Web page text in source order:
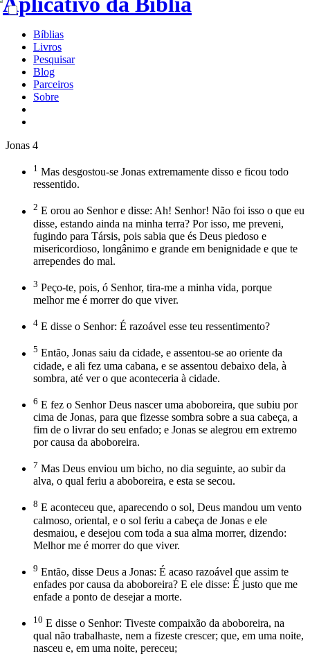
Bíblias
Livros
Pesquisar
Blog
Parceiros
Sobre
Jonas 4
1 Mas desgostou-se Jonas extremamente disso e ficou todo
ressentido.
2 E orou ao Senhor e disse: Ah! Senhor! Não foi isso o que eu
disse, estando ainda na minha terra? Por isso, me preveni,
fugindo para Társis, pois sabia que és Deus piedoso e
misericordioso, longânimo e grande em benignidade e que te
arrependes do mal.
3 Peço-te, pois, ó Senhor, tira-me a minha vida, porque
melhor me é morrer do que viver.
4 E disse o Senhor: É razoável esse teu ressentimento?
5 Então, Jonas saiu da cidade, e assentou-se ao oriente da
cidade, e ali fez uma cabana, e se assentou debaixo dela, à
sombra, até ver o que aconteceria à cidade.
6 E fez o Senhor Deus nascer uma aboboreira, que subiu por
cima de Jonas, para que fizesse sombra sobre a sua cabeça, a
fim de o livrar do seu enfado; e Jonas se alegrou em extremo
por causa da aboboreira.
7 Mas Deus enviou um bicho, no dia seguinte, ao subir da
alva, o qual feriu a aboboreira, e esta se secou.
8 E aconteceu que, aparecendo o sol, Deus mandou um vento
calmoso, oriental, e o sol feriu a cabeça de Jonas e ele
desmaiou, e desejou com toda a sua alma morrer, dizendo:
Melhor me é morrer do que viver.
9 Então, disse Deus a Jonas: É acaso razoável que assim te
enfades por causa da aboboreira? E ele disse: É justo que me
enfade a ponto de desejar a morte.
10 E disse o Senhor: Tiveste compaixão da aboboreira, na
qual não trabalhaste, nem a fizeste crescer; que, em uma noite,
nasceu e, em uma noite, pereceu;